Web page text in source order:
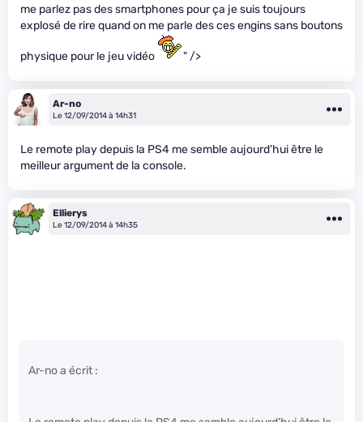
me parlez pas des smartphones pour ça je suis toujours
explosé de rire quand on me parle des ces engins sans boutons
physique pour le jeu vidéo " />
Ar-no
Le 12/09/2014 à 14h31
Le remote play depuis la PS4 me semble aujourd’hui être le
meilleur argument de la console.
Ellierys
Le 12/09/2014 à 14h35
Ar-no a écrit :